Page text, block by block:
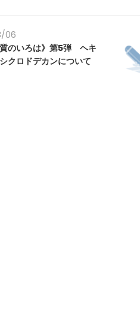
06
質のいろは》第5弾 ヘキ
クロドデカンについて